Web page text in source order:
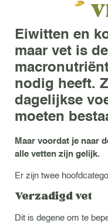
Eiwitten en
maar vet is
nodig heeft.
dagelijkse
moeten
Maar voordat je naar
alle vetten zijn gelijk.
Er zijn twee
Verzadigd vet
Dit is degene om te